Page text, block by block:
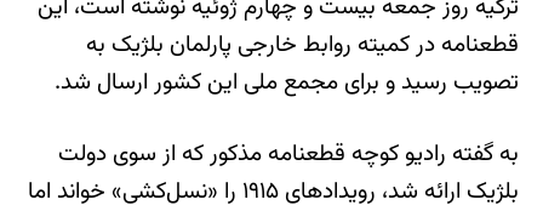
ترکیه روز جمعه بیست و چهارم ژوئیه نوشته است، این
قطعنامه در کمیته روابط خارجی پارلمان بلژیک به
تصویب رسید و برای مجمع ملی این کشور ارسال شد.
به گفته رادیو کوچه قطعنامه مذکور که از سوی دولت
بلژیک ارائه شد، رویدادهای ١٩١۵ را «نسل‌کشی» خواند اما